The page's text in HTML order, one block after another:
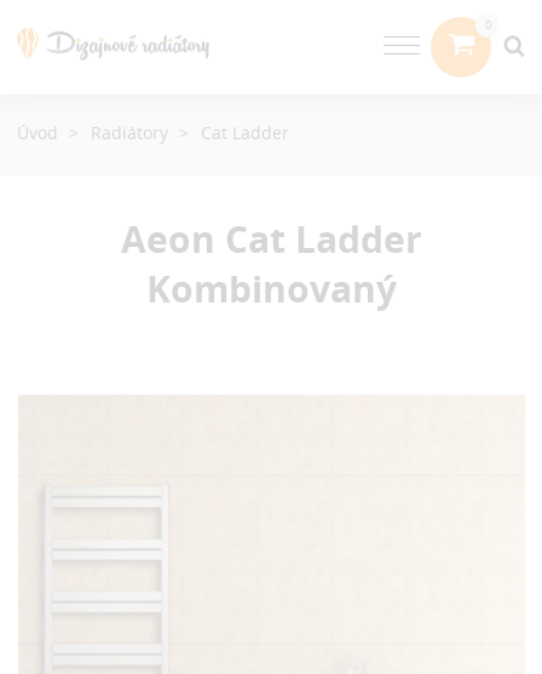
Aeon Cat Ladder
Kombinovaný
Úvod Radiátory Cat Ladder